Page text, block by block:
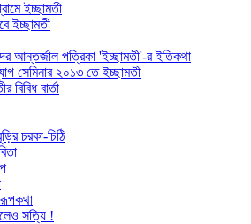
ইচ্ছামতী
ইচ্ছামতী
আন্তর্জাল পত্রিকা 'ইচ্ছামতী'-র ইতিকথা
সেমিনার ২০১৩ তে ইচ্ছামতী
বিবিধ বার্তা
চরকা-চিঠি
রূপকথা
সত্যি !